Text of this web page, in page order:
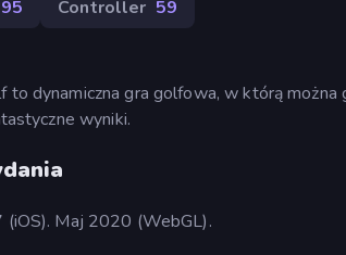
Controller 59
to dynamiczna gra golfowa, w którą
wyniki.
(iOS). Maj 2020 (WebGL).